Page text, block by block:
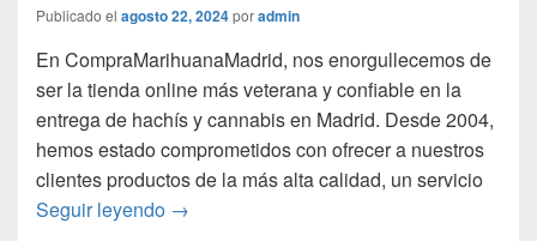
Publicado el agosto 22, 2024poradmin
En CompraMarihuanaMadrid, nos enorgullecemos de
ser la tienda online más veterana y confiable en la
entrega de hachís y cannabis en Madrid. Desde 2004,
hemos estado comprometidos con ofrecer a nuestros
clientes productos de la más alta calidad, un servicio
Seguir leyendo ¡Bienvenido a CompraMarihuanaMadrid:
→